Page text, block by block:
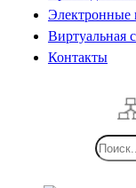
Электронные
Виртуальная
Контакты
Поиск